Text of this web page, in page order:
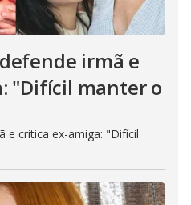
irmã e
"Difícil manter o
e critica ex-amiga: "Difícil